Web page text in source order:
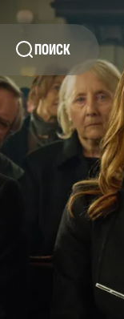
ПОИСК